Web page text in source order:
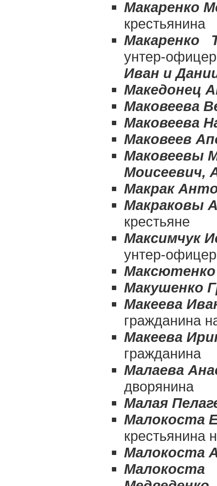
Макаренко
крестьянина
Макаренко
унтер-
Иван и
Македонец
Маковеева
Маковеева
Маковеев
Маковеевы
Моисеевич,
Макрак
Макраковы
крестьяне
Максимчук
унтер-офицер
Макушенко
Макеева
гражданина
Макеева
гражданина
Малаева
дворянина
Малая
Малокоста
крестьянина
Малокоста